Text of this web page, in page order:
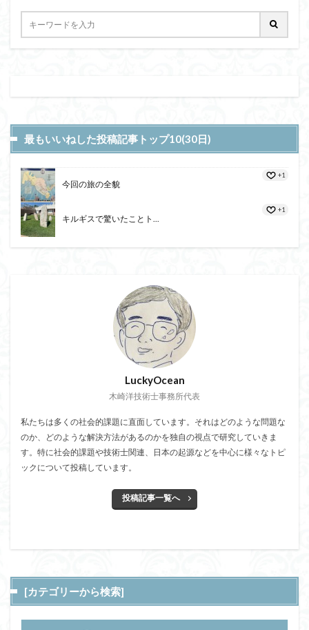
最もいいねした投稿記事トップ10(30日)
今回の旅の全貌
+1
キルギスで驚いたことト...
+1
LuckyOcean
木崎洋技術士事務所代表
私たちは多くの社会的課題に直面しています。それはどのような問題な
のか、どのような解決方法があるのかを独自の視点で研究していきま
す。特に社会的課題や技術士関連、日本の起源などを中心に様々なトピ
ックについて投稿しています。
投稿記事一覧へ
[カテゴリーから検索]